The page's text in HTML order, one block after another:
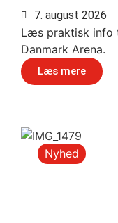
7. august 2026
Læs praktisk info
Danmark Arena.
Læs mere
Nyhed